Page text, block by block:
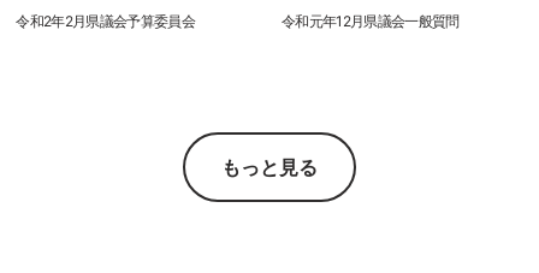
令和2年2月県議会予算委員会 令和元年12月県議会一般質問
もっと見る